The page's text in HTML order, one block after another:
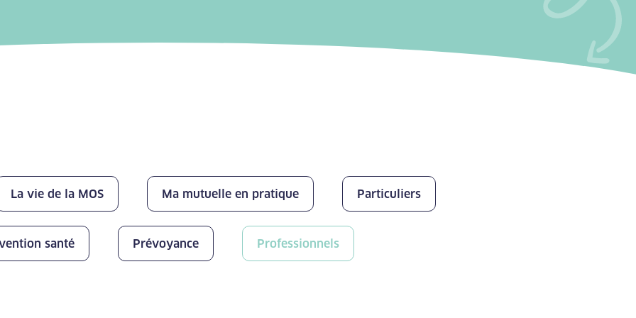
La vie de la MOS Ma mutuelle en pratique Particuliers
santé Prévoyance Professionnels